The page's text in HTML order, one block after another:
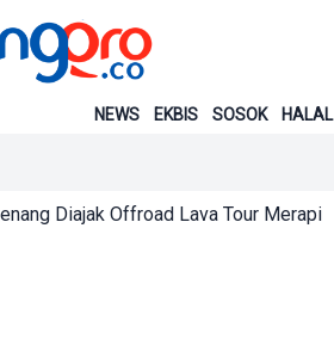
NEWS EKBIS SOSOK HALAL
Diajak Offroad Lava Tour Merapi